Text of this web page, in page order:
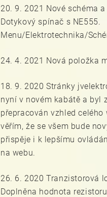
20. 9. 2021 Nové schéma
Dotykový spínač s NE555.
Menu/Elektrotechnika/
24. 4. 2021 Nová položka
18. 9. 2020 Stránky
nyní v novém kabátě a byl
přepracován vzhled celého
věřím, že se všem bude
přispěje i k lepšímu
na webu.
26. 6. 2020 Tranzistorová
Doplněna hodnota